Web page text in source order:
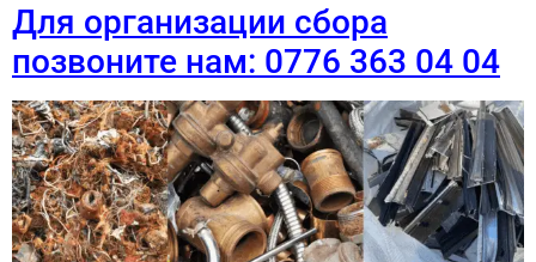
Для организации сбора
позвоните нам: 0776 363 04 04